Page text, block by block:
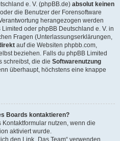
e. V. (phpBB.de) absolut keinen
die Benutzer der Forensoftware
herangezogen werden
oder phpBB Deutschland e. V. in
Fragen (Unterlassungserklärungen,
auf die Websiten phpbb.com,
beziehen. Falls du phpBB Limited
schreibst, die die Softwarenutzung
überhaupt, höchstens eine knappe
Boards kontaktieren?
nutzen, wenn die
aktiviert wurde.
den Link „Das Team“ verwenden.